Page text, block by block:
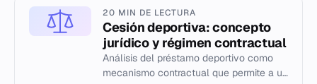
20 MIN DE LECTURA
Cesión deportiva: concepto
jurídico y régimen contractual
Análisis del préstamo deportivo como
mecanismo contractual que permite a un